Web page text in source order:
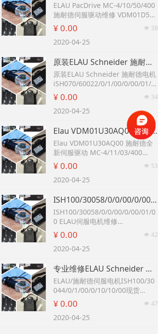
ELAU PacDrive MC-4/10/50/400
施耐德伺服驱动维修 VDM01D50A
A00
Elau MC-4/11/22/400 施耐德伺
服驱动器 PacDrive MC-4故障维
ELAU PMC-2/11/04/001/00/03/1
0/00/1K
施耐德ELAU一体伺服电机维修SM
넶 38
¥ 0.00
2020-04-25
原装ELAU Schneider 施耐德电机 iSH070/60022/0/1/00/0/00/01/00
原装ELAU Schneider 施耐德电机
iSH070/60022/0/1/00/0/00/01/0
0
全新原装ELAU VDM01U30AA20
施耐德伺服驱动器MC-4/11/03/40
PacDrive MC-4/11/03/400 ELAU
伺服驱动器
ELAU C400伺服控制器C400/10/
1/1/1/00现货议价
ELAU/施耐德伺服驱动器控制器P
MC-2/11/08/000故障修
넶 34
¥ 0.00
2020-04-25
Elau VDM01U30AQ00 施耐德全新伺服驱动 MC-4/11/03/400 Elau VDM01D22AF04
Elau VDM01U30AQ00 施耐德全
新伺服驱动 MC-4/11/03/400
Elau VDM01D22AF04 施耐德全新
伺服驱动 MC-4/11/22/400
全新原装ELAU 施耐德电机 iSH07
넶 53
¥ 0.00
2020-04-25
ISH100/30058/0/0/00/0/00/01/00 ELAU伺服电机维修 SH140/30270/0/1/00/00/00/00/00
ISH100/30058/0/0/00/0/00/01/0
0 ELAU伺服电机维修
SH140/30270/0/1/00/00/00/00/0
0 ELAU伺服电机维修 驱动器维修
施耐德ELAU伺服驱动器MC-4/11/
施耐德ELAU电机SM-140/30/290/
P0/45/M1/B0原装正品 ，现货议
价
넶 42
¥ 0.00
2020-04-25
专业维修ELAU Schneider MC-4 MC-4/11/10/400 施耐德伺服驱动器
ELAU/施耐德伺服电机ISH100/30
044/0/1/00/0/10/10/00现货
专业维修ELAU Schneider MC-4
MC-4/11/10/400 施耐德伺服驱动
器
넶 47
¥ 0.00
2020-04-25